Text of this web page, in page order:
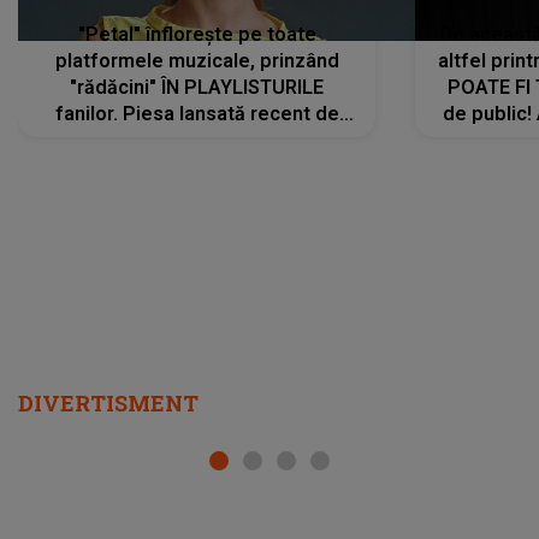
"Petal" înflorește pe toate
platformele muzicale, prinzând
"rădăcini" ÎN PLAYLISTURILE
fanilor. Piesa lansată recent de
altfel
POATE FI
de public!
DIVERTISMENT